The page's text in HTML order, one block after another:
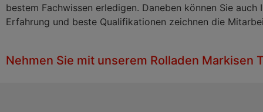
bestem Fachwissen erledigen. Daneben können Sie
Erfahrung und beste Qualifikationen zeichnen die
Nehmen Sie mit unserem Rolladen Markisen